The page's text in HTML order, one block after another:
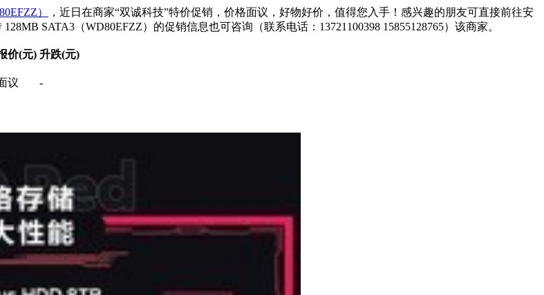
）
，近日在商家“双诚科技”特价促销，价格面议，好物好价，值得您入手！感兴趣的朋友可直接前往安
SATA3（WD80EFZZ）的促销信息也可咨询（联系电话：13721100398 15855128765）该商家。
价(元) 升跌(元)
议 -